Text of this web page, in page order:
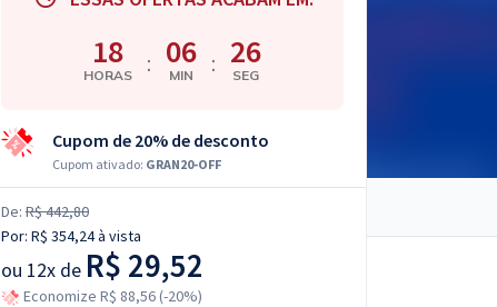
18
HORAS : 06
MIN : 25
SEG
Cupom de 20% de desconto
Cupom ativado: GRAN20-OFF
De: R$ 442,80
Por: R$ 354,24à vista
ou 12x de R$ 29,52
Economize R$ 88,56 (-20%)